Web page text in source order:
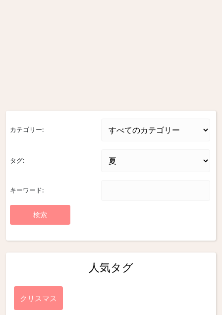
カテゴリー:
タグ:
キーワード:
人気タグ
クリスマス